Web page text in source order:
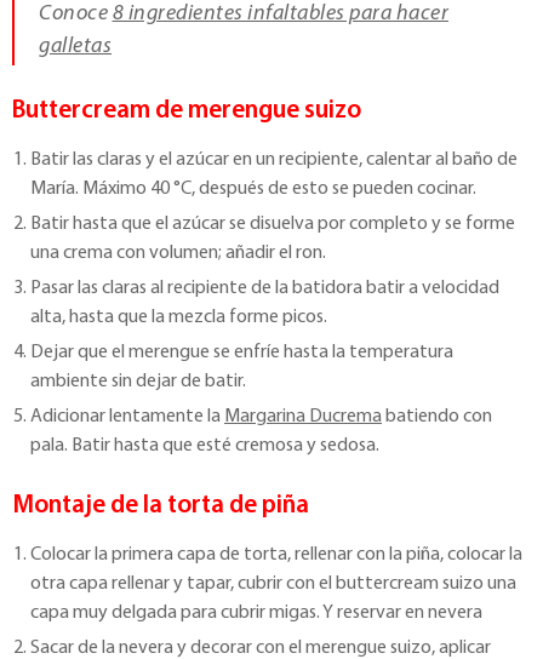
Conoce 8 ingredientes infaltables para hacer
galletas
Buttercream de merengue suizo
Batir las claras y el azúcar en un recipiente, calentar al baño de
María. Máximo 40 °C, después de esto se pueden cocinar.
Batir hasta que el azúcar se disuelva por completo y se forme
una crema con volumen; añadir el ron.
Pasar las claras al recipiente de la batidora batir a velocidad
alta, hasta que la mezcla forme picos.
Dejar que el merengue se enfríe hasta la temperatura
ambiente sin dejar de batir.
Adicionar lentamente la Margarina Ducrema batiendo con
pala. Batir hasta que esté cremosa y sedosa.
Montaje de la torta de piña
Colocar la primera capa de torta, rellenar con la piña, colocar la
otra capa rellenar y tapar, cubrir con el buttercream suizo una
capa muy delgada para cubrir migas. Y reservar en nevera
Sacar de la nevera y decorar con el merengue suizo, aplicar